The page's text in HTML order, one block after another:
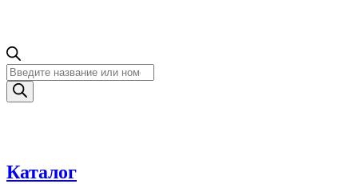
Поиск
товаров
Каталог